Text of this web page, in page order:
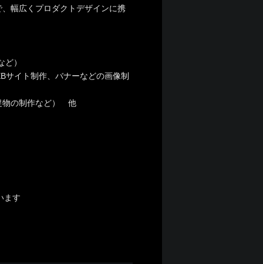
幅広くプロダクトデザインに携
）
サイト制作、バナーなどの画像制
物の制作など） 他
ます